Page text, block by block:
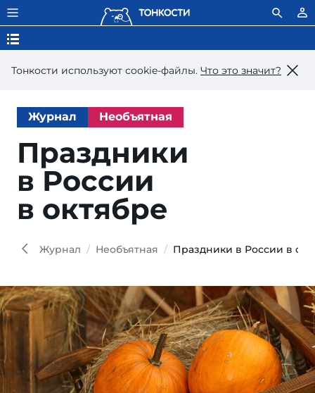
Тонкости используют сookie-файлы. Что это значит?
Журнал Необъятная
Праздники
в России
в октябре
Журнал Необъятная Праздники в России в